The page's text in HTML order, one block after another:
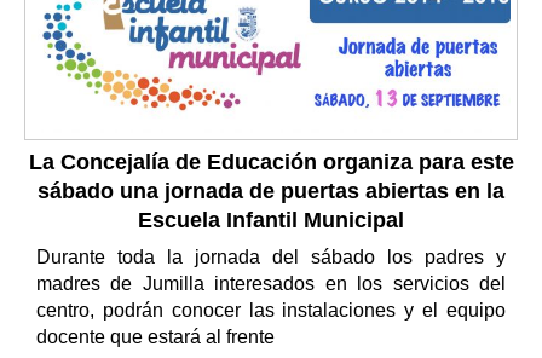
La Concejalía de Educación organiza para este
sábado una jornada de puertas abiertas en la
Escuela Infantil Municipal
Durante toda la jornada del sábado los padres y
madres de Jumilla interesados en los servicios del
centro, podrán conocer las instalaciones y el equipo
docente que estará al frente